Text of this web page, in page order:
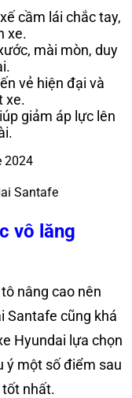
cầm lái chắc tay,
xe.
mài mòn, duy
vẻ hiện đại và
xe.
giảm áp lực lên
Santafe
vô lăng
nâng cao nên
Santafe cũng khá
Hyundai lựa chọn
ý một số điểm sau
nhất.